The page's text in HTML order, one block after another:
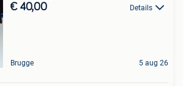
€ 40,00 Details
Brugge 5 aug 26